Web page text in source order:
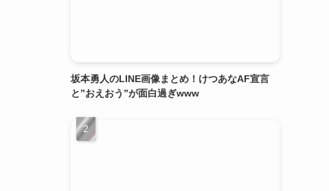
坂本勇人のLINE画像まとめ！けつあなAF宣言
と”おえおう”が面白過ぎwww